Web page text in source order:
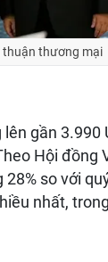
thuận thương mại
gần
Hội đồng
so với
nhất,